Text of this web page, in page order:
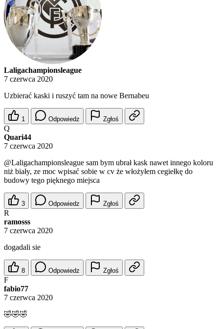
Laligachampionsleague
7 czerwca 2020
Uzbierać kaski i ruszyć tam na nowe Bernabeu
1 Odpowiedz Zgłoś
Q
Quari44
7 czerwca 2020
@Laligachampionsleague sam bym ubrał kask nawet innego koloru
niż biały, ze moc wpisać sobie w cv że włożyłem cegiełkę do
budowy tego pięknego miejsca
3 Odpowiedz Zgłoś
R
ramosss
7 czerwca 2020
dogadali sie
8 Odpowiedz Zgłoś
F
fabio77
7 czerwca 2020
🤣🤣🤣